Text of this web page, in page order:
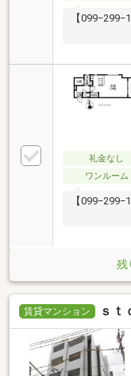
【
礼金なし
ワンルーム
【
残
賃貸マンション ｓｔ